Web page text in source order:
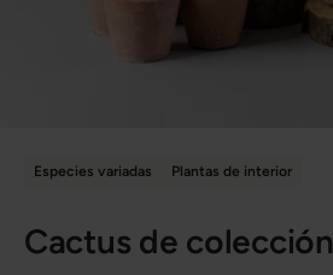
Especies variadas Plantas de interior
Cactus de colección